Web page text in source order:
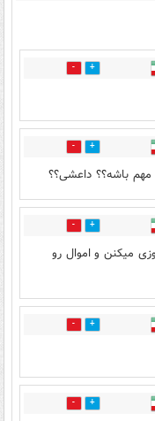
85
71
باشه؟؟ داعشی؟؟
44
میکنن و اموال رو
5
0